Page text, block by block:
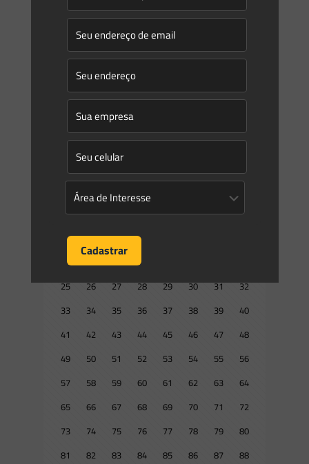
Saes Advogadoson
25/06/2026
Novidades | Âmbito Federal
RESOLUÇÃO NORMATIVA ANEEL No 1.162, DE 2 DE JUNHO
implantação de Armazenamento de Energia Elétrica, bem
como alterar as[…]
Prev page
1 2 3 4 5 6 7
8
9
10 11 12
17
18 19 20
25
26 27 28 29 30 31
32
33
34 35 36 37 38 39
40
41
42 43 44 45 46 47
48
49
50 51 52 53 54 55
56
57
58 59 60 61 62 63
64
65
66 67 68 69 70 71
72
73
74 75 76 77 78 79
80
81
82 83 84 85 86 87
88